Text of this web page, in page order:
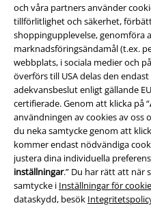
och våra partners använder
tillförlitlighet och säkerhet,
shoppingupplevelse, genomföra
marknadsföringsändamål (t.ex.
webbplats, i sociala medier och
överförs till USA delas den
adekvansbeslut enligt gällande
certifierade. Genom att klicka på “
användningen av cookies av oss
du neka samtycke genom att
kommer endast nödvändiga
justera dina individuella
inställningar.” Du har rätt att när
samtycke i Inställningar för
dataskydd, besök
Juridisk information/
Villkor
Om oss
Ladda ner villkoren
Avfallshantering och miljöskydd
Försäkran om överensstämmelse